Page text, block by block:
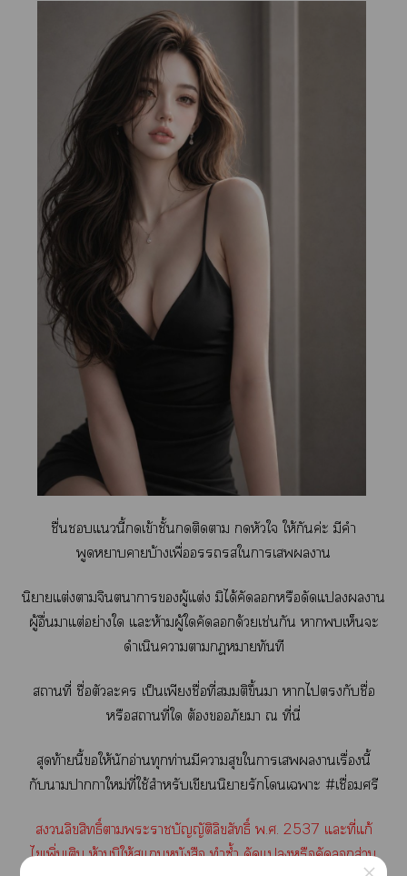
ชื่นแนี้เข้าชั้นติดา หัวใ ให้กันค่ะ มีคำ
พูดาาบ้างเพื่อใาเาน
นิยายแต่งาจินตนาการผู้แต่ง มิได้คัดหรือดัดแาน
ผู้อื่นาแต่อย่างใ แะห้ามผู้ใคัดด้วยเช่นกัน าเห็นะ
ดำเนินาากฏาทันที
สถานที่ ชื่อตัวะ เป็นเพียงชื่อที่สมมติขึ้นา าไกับชื่อ
หรือสถานที่ใ ต้องอภัยา ณ ที่นี่
สุดท้ายนี้ให้นักอ่านทุกท่านมีาสุขใาเานเรื่องนี้
กับาาาใหม่ที่ใช้สำหรับเขียนนิยายรักโเาะ #เชื่อมศรี
ลิขสิทธิ์าะาบัญญัติลิขสัทธิ์ พ.ศ. 2537 แะที่แก้
ไเพิ่มเติม ห้ามมิให้แหนังสือ ทำซ้ำ ดัดแหรือคัดส่วน